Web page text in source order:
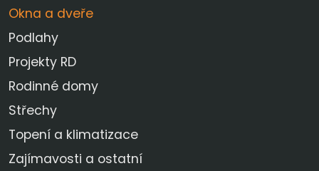
Okna a dveře
Podlahy
Projekty RD
Rodinné domy
Střechy
Topení a klimatizace
Zajímavosti a ostatní